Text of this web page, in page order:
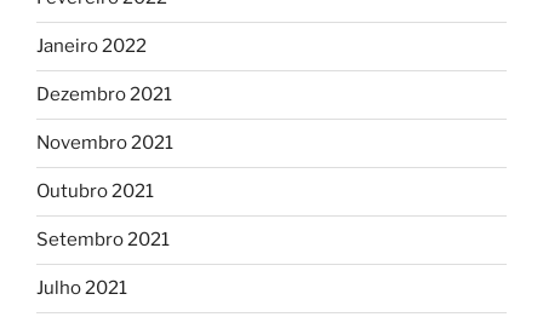
Janeiro 2022
Dezembro 2021
Novembro 2021
Outubro 2021
Setembro 2021
Julho 2021